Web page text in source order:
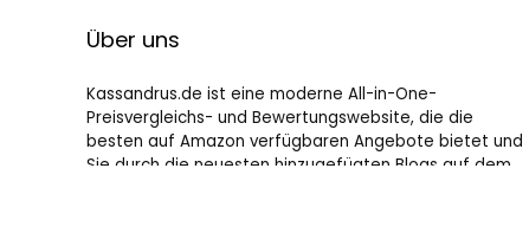
Über uns
Kassandrus.de ist eine moderne All-in-One-
Preisvergleichs- und Bewertungswebsite, die die
besten auf Amazon verfügbaren Angebote bietet und
Sie durch die neuesten hinzugefügten Blogs auf dem